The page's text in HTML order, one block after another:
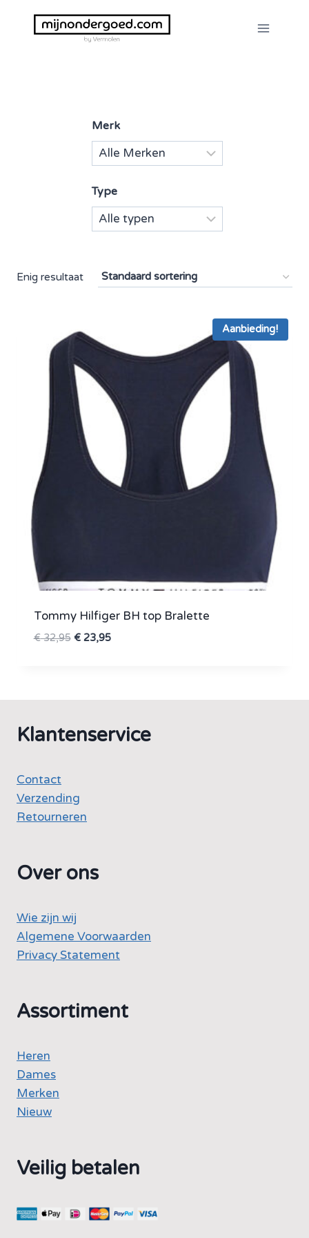
Enig resultaat
Aanbieding!
Tommy Hilfiger BH top Bralette
€32,95 Oorspronkelijke
€23,95Huidige
Merk
Type
Klantenservice
Contact
Verzending
Retourneren
Over ons
Wie zijn wij
Algemene Voorwaarden
Privacy Statement
Assortiment
Heren
Dames
Merken
Nieuw
Veilig betalen